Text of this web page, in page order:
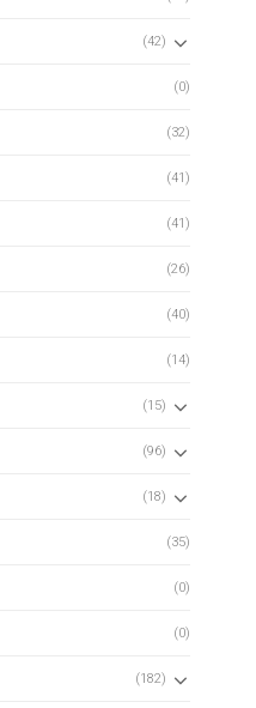
(42)
(0)
(32)
(41)
(41)
(26)
(40)
(14)
(15)
(96)
(18)
(35)
(0)
(0)
(182)